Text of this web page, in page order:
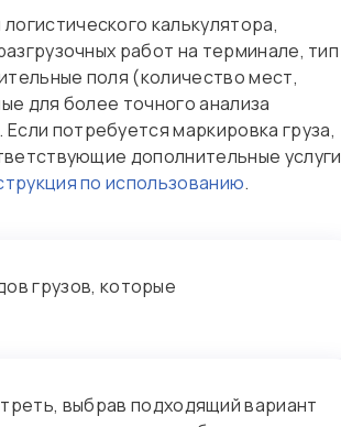
калькулятора,
работ на терминале, тип
поля (количество мест,
для более точного анализа
. Если потребуется маркировка груза,
дополнительные услуги
по использованию.
грузов, которые
выбрав подходящий вариант